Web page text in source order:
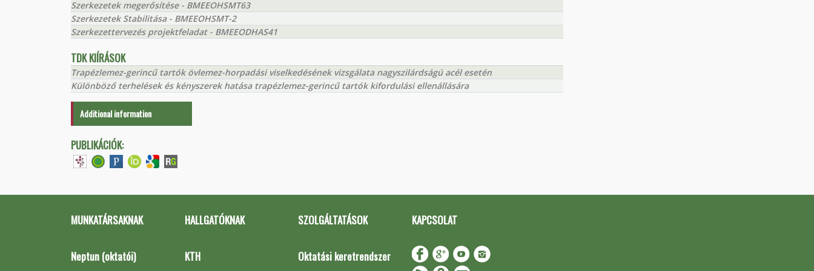
Szerkezetek megerősítése - BMEEOHSMT63
Szerkezetek Stabilitása - BMEEOHSMT-2
Szerkezettervezés projektfeladat - BMEEODHAS41
TDK KIÍRÁSOK
Trapézlemez-gerincű tartók övlemez-horpadási viselkedésének vizsgálata nagyszilárdságú acél esetén
Különböző terhelések és kényszerek hatása trapézlemez-gerincű tartók kifordulási ellenállására
Additional information
PUBLIKÁCIÓK:
MUNKATÁRSAKNAK
Neptun (oktatói)
HALLGATÓKNAK
KTH
SZOLGÁLTATÁSOK
Oktatási keretrendszer
KAPCSOLAT